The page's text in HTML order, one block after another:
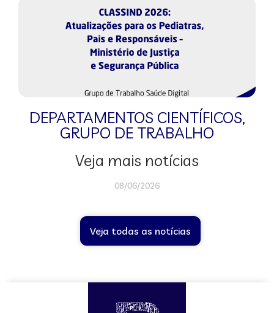
DEPARTAMENTOS CIENTÍFICOS,
GRUPO DE TRABALHO
Veja mais notícias
08/06/2026
Veja todas as notícias